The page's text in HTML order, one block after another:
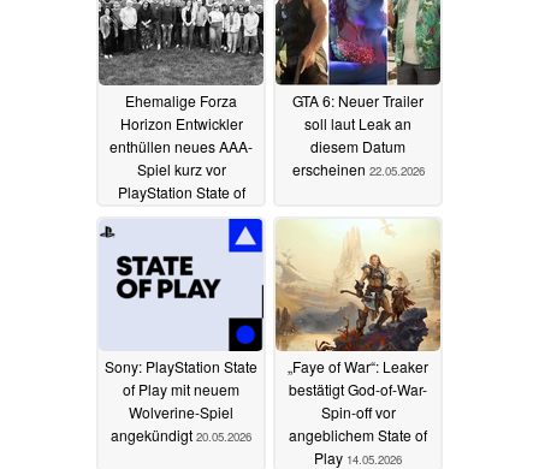
Ehemalige Forza
Horizon Entwickler
enthüllen neues AAA-
Spiel kurz vor
PlayStation State of
Play27.05.2026
GTA 6: Neuer Trailer
soll laut Leak an
diesem Datum
erscheinen 22.05.2026
Sony: PlayStation State
of Play mit neuem
Wolverine-Spiel
angekündigt 20.05.2026
„Faye of War“: Leaker
bestätigt God-of-War-
Spin-off vor
angeblichem State of
Play 14.05.2026